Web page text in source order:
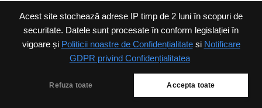
Acest site stochează adrese IP timp de 2 luni în scopuri de
securitate. Datele sunt procesate în conform legislației în
vigoare și Politicii noastre de Confidențialitatesi Notificare
GDPR privind Confidențialitatea
Refuza toate Accepta toate